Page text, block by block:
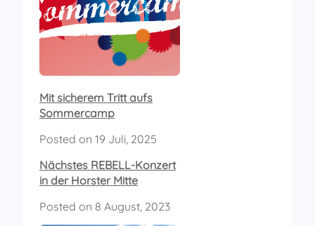
Mit sicherem Tritt aufs
Sommercamp
Posted on 19 Juli, 2025
Nächstes REBELL-Konzert
in der Horster Mitte
Posted on 8 August, 2023